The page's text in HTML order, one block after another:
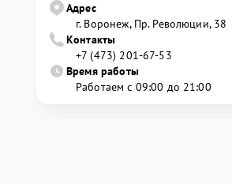
Адрес
г. Воронеж, Пр. Революции, 38
Контакты
+7 (473) 201-67-53
Время работы
Работаем с 09:00 до 21:00